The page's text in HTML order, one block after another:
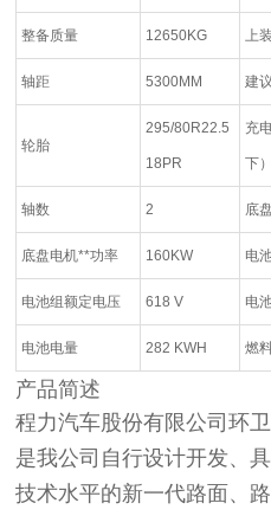
整备质量 12650KG 上
轴距 5300MM 建
轮胎
295/80R22.5
18PR
充
下）
轴数 2 底
底盘电机**功率 160KW 电
电池组额定电压 618 V 电
电池电量 282 KWH 燃
产品简述
程力汽车股份有限公司环
是我公司自行设计开发、
技术水平的新一代路面、